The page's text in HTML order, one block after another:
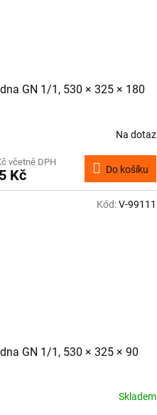
GN 1/1, 530 × 325 × 180
Na dotaz
včetně DPH
Kč Do košíku
GN 1/1, 530 × 325 × 90
Skladem
Kód:V-99111